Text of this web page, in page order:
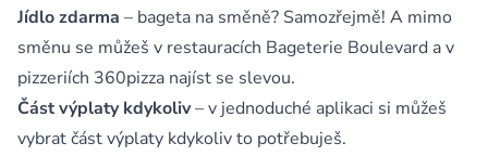
Jídlo zdarma – bageta na směně? Samozřejmě! A mimo
směnu se můžeš v restauracích Bageterie Boulevard a v
pizzeriích 360pizza najíst se slevou.
Část výplaty kdykoliv– v jednoduché aplikaci si můžeš
vybrat část výplaty kdykoliv to potřebuješ.